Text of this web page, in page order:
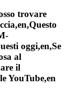
trovare
oggi,en,Se
al
il
YouTube,en